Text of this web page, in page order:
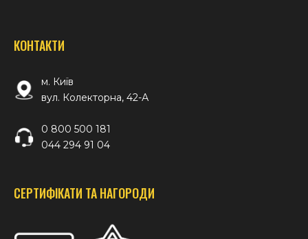
КОНТАКТИ
м. Київ
вул. Колекторна, 42-А
0 800 500 181
044 294 91 04
СЕРТИФІКАТИ ТА НАГОРОДИ